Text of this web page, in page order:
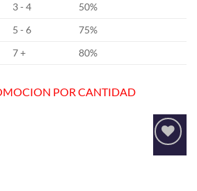
3 - 4
50%
5 - 6
75%
7 + 80%
POR CANTIDAD
Añadir